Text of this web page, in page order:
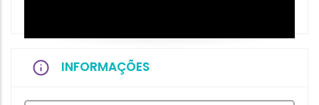
INFORMAÇÕES